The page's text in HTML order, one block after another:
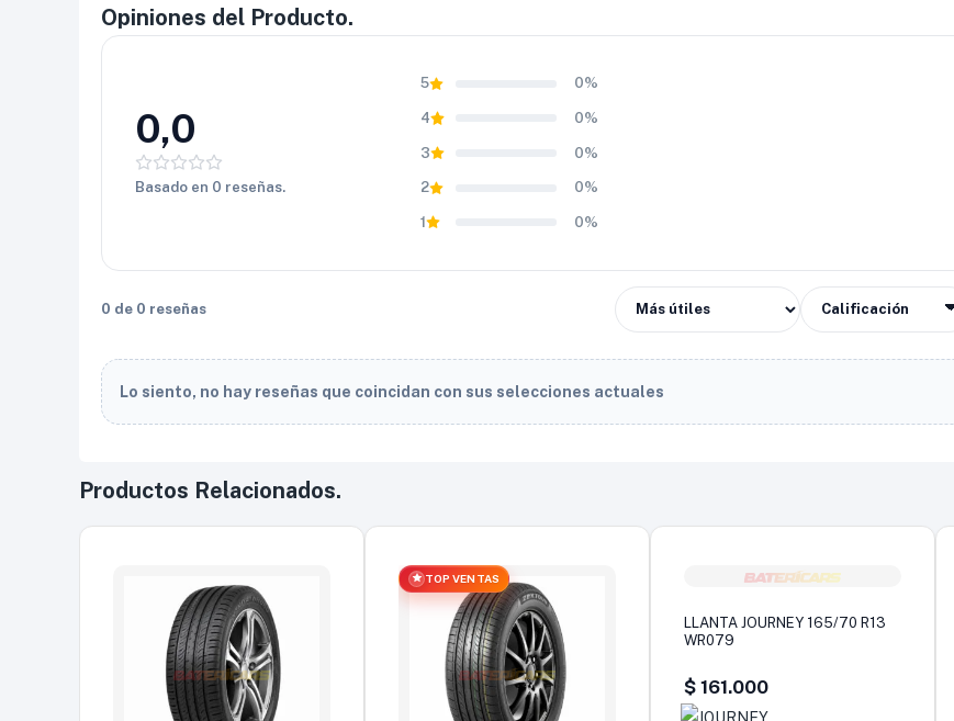
Opiniones del Producto.
0,0
Basado en 0 reseñas.
5 0%
4 0%
3 0%
2 0%
1 0%
0 de 0 reseñas
Lo siento, no hay reseñas que coincidan con sus selecciones actuales
Productos Relacionados.
TOP VENTAS
LLANTA JOURNEY 165/70 R13
WR079
$ 161.000